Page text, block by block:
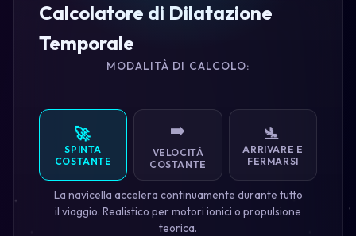
Calcolatore di Dilatazione
Temporale
MODALITÀ DI CALCOLO:
🚀
SPINTA
COSTANTE
➡️
VELOCITÀ
COSTANTE
🛬
ARRIVARE E
FERMARSI
La navicella accelera continuamente durante tutto
il viaggio. Realistico per motori ionici o propulsione
teorica.